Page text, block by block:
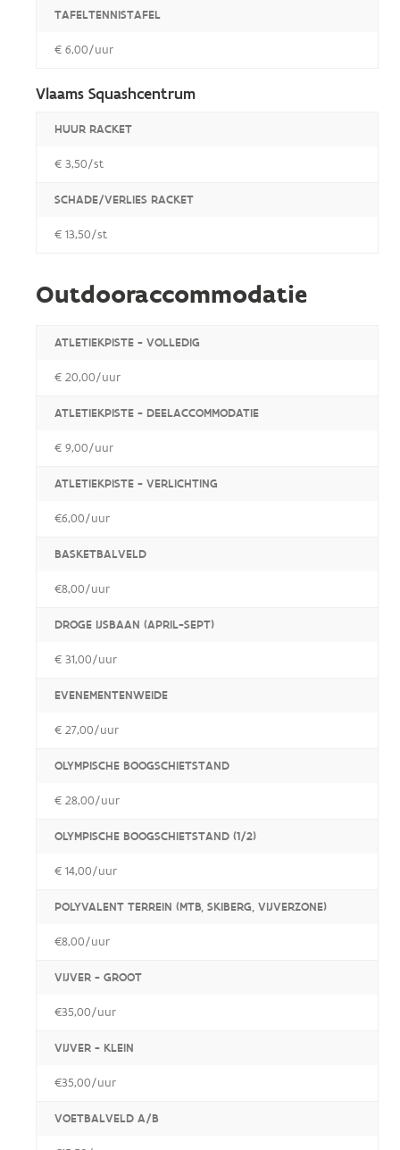
TAFELTENNISTAFEL
€ 6,00/uur
Vlaams Squashcentrum
HUUR RACKET
€ 3,50/st
SCHADE/VERLIES RACKET
€ 13,50/st
Outdooraccommodatie
ATLETIEKPISTE - VOLLEDIG
€ 20,00/uur
ATLETIEKPISTE - DEELACCOMMODATIE
€ 9,00/uur
ATLETIEKPISTE - VERLICHTING
€6,00/uur
BASKETBALVELD
€8,00/uur
DROGE IJSBAAN (APRIL-SEPT)
€ 31,00/uur
EVENEMENTENWEIDE
€ 27,00/uur
OLYMPISCHE BOOGSCHIETSTAND
€ 28,00/uur
OLYMPISCHE BOOGSCHIETSTAND (1/2)
€ 14,00/uur
POLYVALENT TERREIN (MTB, SKIBERG, VIJVERZONE)
€8,00/uur
VIJVER - GROOT
€35,00/uur
VIJVER - KLEIN
€35,00/uur
VOETBALVELD A/B